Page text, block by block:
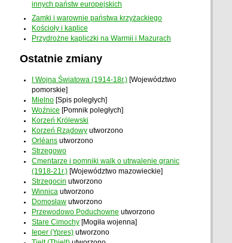
innych państw europejskich
Zamki i warownie państwa krzyżackiego
Kościoły i kaplice
Przydrożne kapliczki na Warmii i Mazurach
Ostatnie zmiany
I Wojna Światowa (1914-18r.) [Województwo
pomorskie]
Mielno [Spis poległych]
Woźnice [Pomnik poległych]
Korzeń Królewski
Korzeń Rządowy utworzono
Orléans utworzono
Strzegowo
Cmentarze i pomniki walk o utrwalenie granic
(1918-21r.) [Województwo mazowieckie]
Strzegocin utworzono
Winnica utworzono
Domosław utworzono
Przewodowo Poduchowne utworzono
Stare Cimochy [Mogiła wojenna]
Ieper (Ypres) utworzono